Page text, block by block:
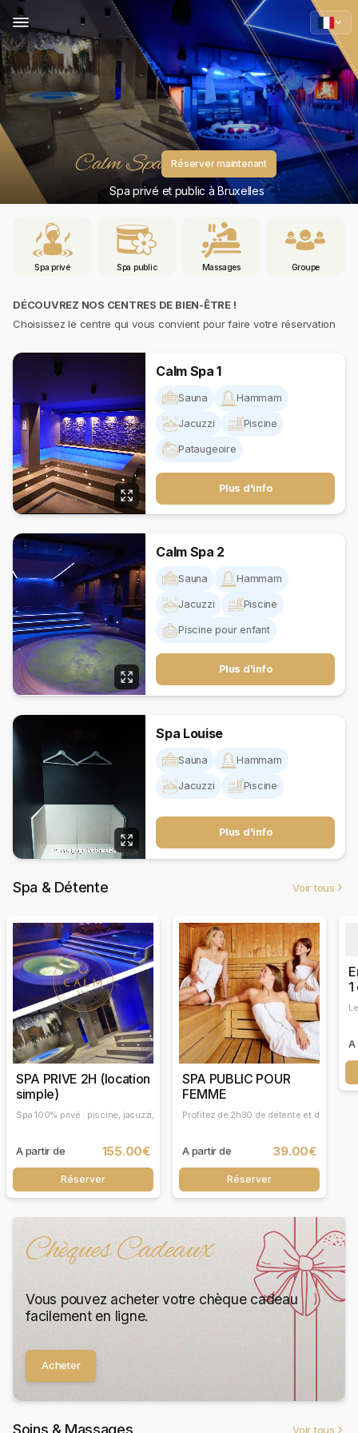
Calm Spa Réserver maintenant
Spa privé et public à Bruxelles
Spa privé Spa public Massages Groupe
DÉCOUVREZ NOS CENTRES DE BIEN-ÊTRE !
Choisissez le centre qui vous convient pour faire votre réservation
Calm Spa 1
Sauna Hammam
Jacuzzi Piscine
Pataugeoire
Plus d'info
Calm Spa 2
Sauna Hammam
Jacuzzi Piscine
Piscine pour enfant
Plus d'info
Spa Louise
Sauna Hammam
Jacuzzi Piscine
Plus d'info
Spa & Détente Voir tous
SPA PRIVE 2H (location
simple)
Spa 100% privé : piscine, jacuzzi, sauna, hammam et piscine enfant. Formule
A partir de 155.00€
Réserver
SPA PUBLIC POUR
FEMME
Profitez de 2h30 de détente et de
A partir de 39.00€
Réserver
A
Chèques Cadeaux
Vous pouvez acheter votre chèque cadeau
facilement en ligne.
Acheter
Voir tous